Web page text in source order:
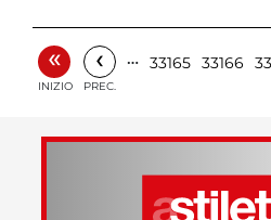
«
INIZIO
‹
PREC.
… 33165 33166